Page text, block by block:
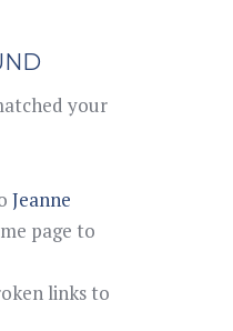
your
Jeanne
page to
links to